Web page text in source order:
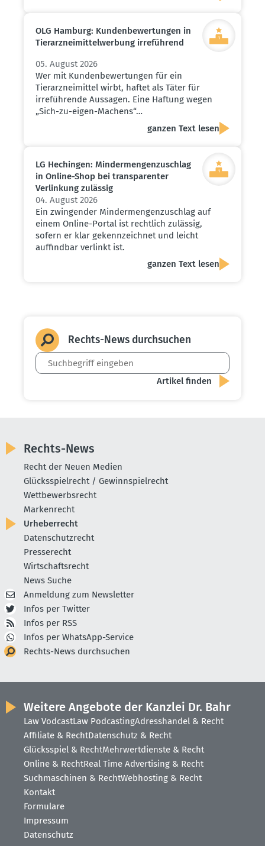
OLG Hamburg: Kunden­be­wer­tungen in
Tierarz­nei­mit­tel­werbung irreführend
05. August 2026
Wer mit Kundenbewertungen für ein
Tierarzneimittel wirbt, haftet als Täter für
irreführende Aussagen. Eine Haftung wegen
„Sich-zu-eigen-Machens“…
ganzen Text lesen
LG Hechingen: Minder­men­gen­zu­schlag
in Online-Shop bei trans­pa­renter
Verlinkung zulässig
04. August 2026
Ein zwingender Mindermengenzuschlag auf
einem Online-Portal ist rechtlich zulässig,
sofern er klar gekennzeichnet und leicht
auffindbar verlinkt ist.
ganzen Text lesen
Rechts-News durch­suchen
Rechts-News
Recht der Neuen Medien
Glücksspielrecht / Gewinnspielrecht
Wettbewerbsrecht
Markenrecht
Urheberrecht
Datenschutzrecht
Presserecht
Wirtschaftsrecht
News Suche
Anmeldung zum Newsletter
Infos per Twitter
Infos per RSS
Infos per WhatsApp-Service
Rechts-News durchsuchen
Weitere Angebote der Kanzlei Dr. Bahr
Law VodcastLaw PodcastingAdresshandel & Recht
Affiliate & RechtDatenschutz & Recht
Glücksspiel & RechtMehrwertdienste & Recht
Online & RechtReal Time Advertising & Recht
Suchmaschinen & RechtWebhosting & Recht
Kontakt
Formulare
Impressum
Datenschutz